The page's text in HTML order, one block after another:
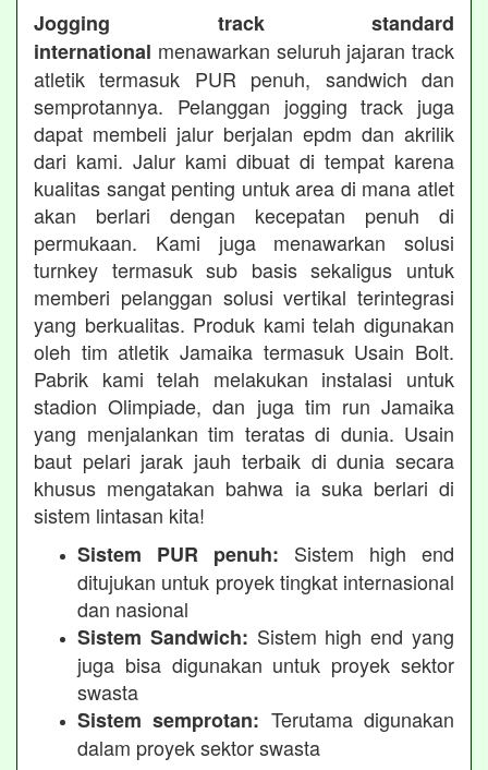
Jogging track standard
international menawarkan seluruh jajaran track
atletik termasuk PUR penuh, sandwich dan
semprotannya. Pelanggan jogging track juga
dapat membeli jalur berjalan epdm dan akrilik
dari kami. Jalur kami dibuat di tempat karena
kualitas sangat penting untuk area di mana atlet
akan berlari dengan kecepatan penuh di
permukaan. Kami juga menawarkan solusi
turnkey termasuk sub basis sekaligus untuk
memberi pelanggan solusi vertikal terintegrasi
yang berkualitas. Produk kami telah digunakan
oleh tim atletik Jamaika termasuk Usain Bolt.
Pabrik kami telah melakukan instalasi untuk
stadion Olimpiade, dan juga tim run Jamaika
yang menjalankan tim teratas di dunia. Usain
baut pelari jarak jauh terbaik di dunia secara
khusus mengatakan bahwa ia suka berlari di
sistem lintasan kita!
Sistem PUR penuh: Sistem high end
ditujukan untuk proyek tingkat internasional
dan nasional
Sistem Sandwich: Sistem high end yang
juga bisa digunakan untuk proyek sektor
swasta
Sistem semprotan: Terutama digunakan
dalam proyek sektor swasta